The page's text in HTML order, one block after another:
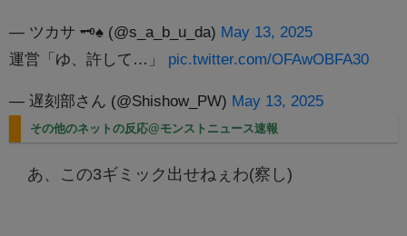
— ツカサ 🗝♠︎ (@s_a_b_u_da) May 13, 2025
運営「ゆ、許して…」 pic.twitter.com/OFAwOBFA30
— 遅刻部さん (@Shishow_PW) May 13, 2025
その他のネットの反応@モンストニュース速報
あ、この3ギミック出せねぇわ(察し)